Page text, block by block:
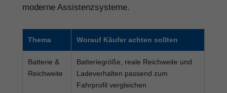
moderne Assistenzsysteme.
Thema Worauf Käufer achten sollten
Batterie &
Reichweite
Batteriegröße, reale Reichweite und
Ladeverhalten passend zum
Fahrprofil vergleichen